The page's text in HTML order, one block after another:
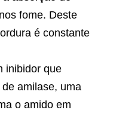
fome. Deste
é constante
inibidor que
amilase, uma
o amido em